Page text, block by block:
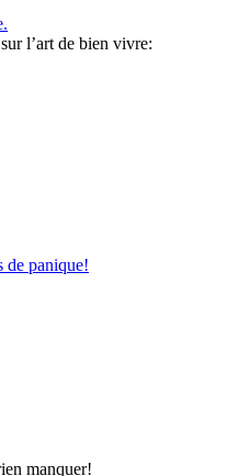
l’art de bien vivre:
de panique!
manquer!